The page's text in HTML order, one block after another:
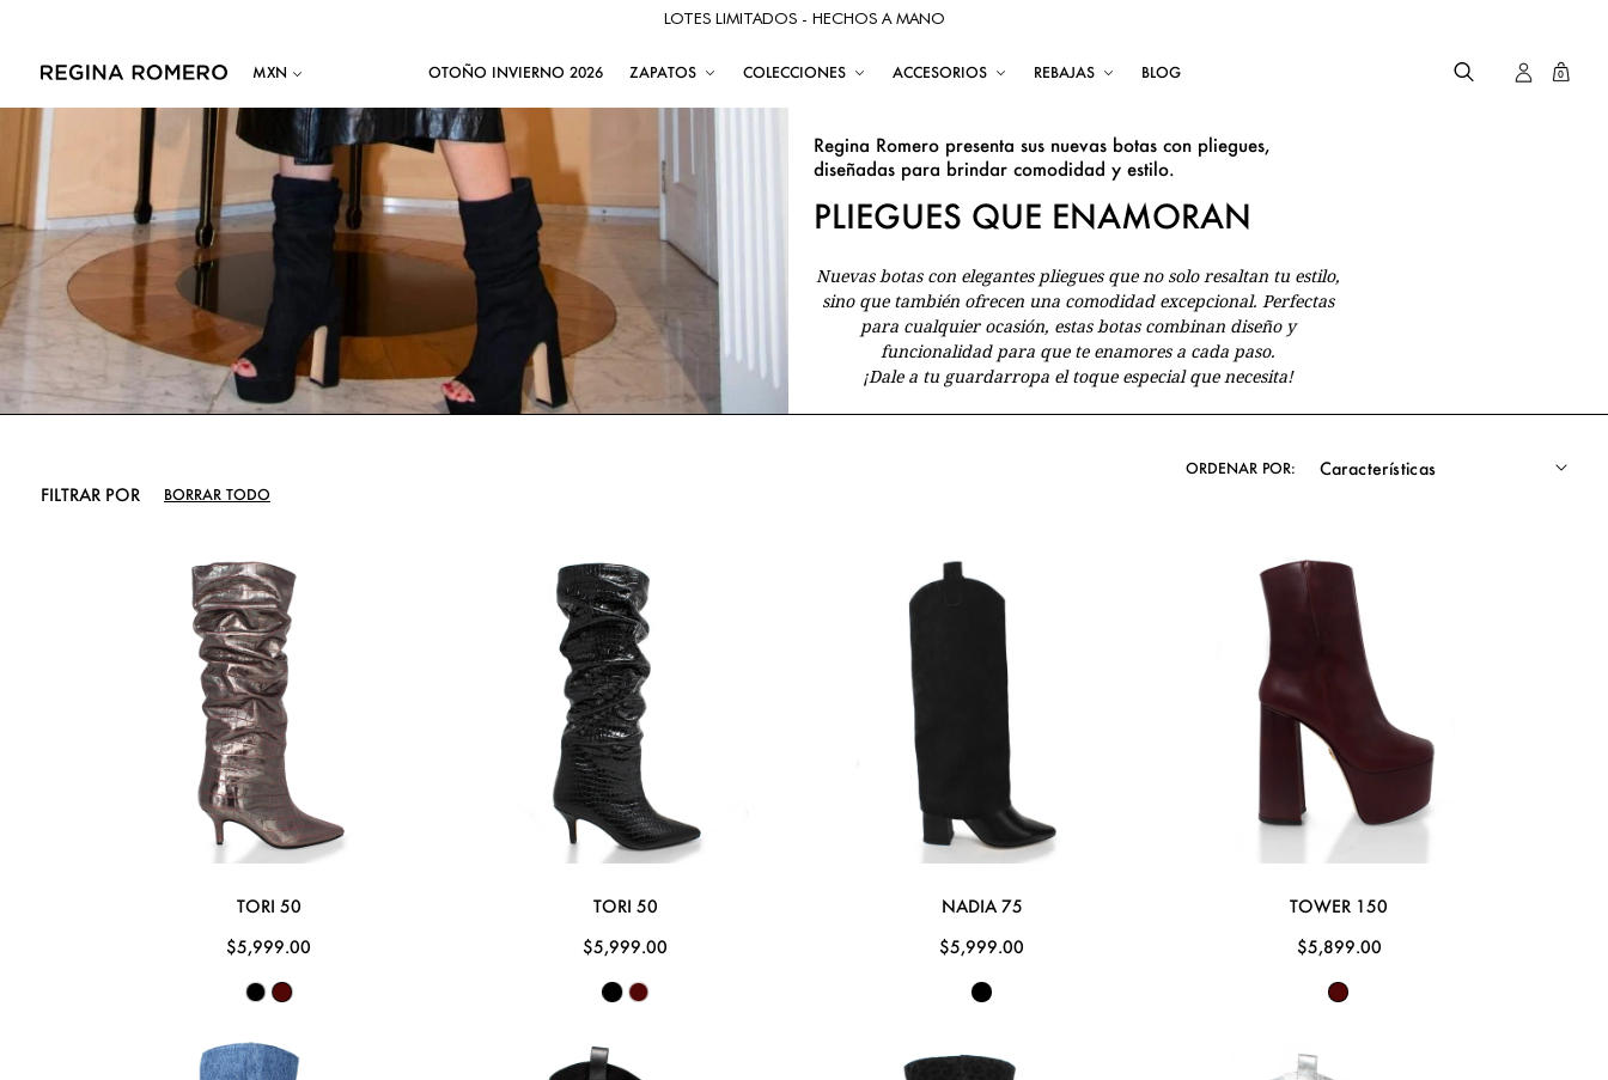
LOTES LIMITADOS - HECHOS A MANO
OTOÑO INVIERNO 2026 ZAPATOS COLECCIONES ACCESORIOS REBAJAS BLOG 0
Regina Romero presenta sus nuevas botas con pliegues,
diseñadas para brindar comodidad y estilo.
PLIEGUES QUE ENAMORAN
Nuevas botas con elegantes pliegues que no solo resaltan tu estilo,
sino que también ofrecen una comodidad excepcional. Perfectas
para cualquier ocasión, estas botas combinan diseño y
funcionalidad para que te enamores a cada paso.
¡Dale a tu guardarropa el toque especial que necesita!
FILTRAR POR BORRAR TODO
ORDENAR POR:
TORI 50
$5,999.00
TORI 50
$5,999.00
NADIA 75
$5,999.00
TOWER 150
$5,899.00